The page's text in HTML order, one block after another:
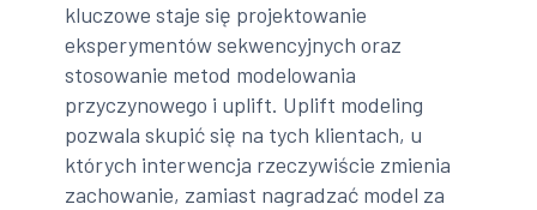
kluczowe staje się projektowanie
eksperymentów sekwencyjnych oraz
stosowanie metod modelowania
przyczynowego i uplift. Uplift modeling
pozwala skupić się na tych klientach, u
których interwencja rzeczywiście zmienia
zachowanie, zamiast nagradzać model za